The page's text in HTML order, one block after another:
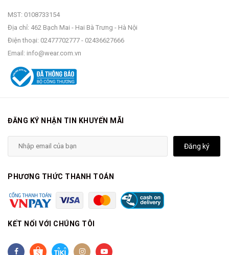
MST: 0108733154
Địa chỉ: 462 Bạch Mai - Hai Bà Trưng - Hà Nội
Điện thoại: 02477702777 - 02436627666
Email: info@wear.com.vn
ĐĂNG KÝ NHẬN TIN KHUYẾN MÃI
Đăng ký
PHƯƠNG THỨC THANH TOÁN
KẾT NỐI VỚI CHÚNG TÔI